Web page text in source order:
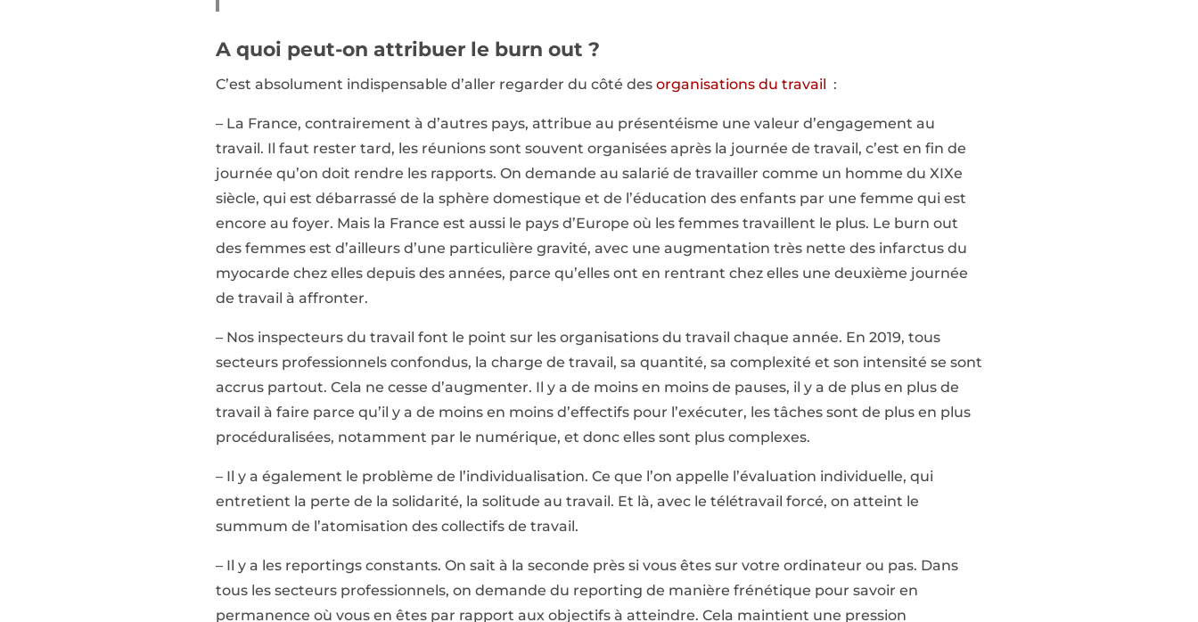
A quoi peut-on attribuer le burn out ?
C’est absolument indispensable d’aller regarder du côté des organisations du travail :
– La France, contrairement à d’autres pays, attribue au présentéisme une valeur d’engagement au
travail. Il faut rester tard, les réunions sont souvent organisées après la journée de travail, c’est en fin de
journée qu’on doit rendre les rapports. On demande au salarié de travailler comme un homme du XIXe
siècle, qui est débarrassé de la sphère domestique et de l’éducation des enfants par une femme qui est
encore au foyer. Mais la France est aussi le pays d’Europe où les femmes travaillent le plus. Le burn out
des femmes est d’ailleurs d’une particulière gravité, avec une augmentation très nette des infarctus du
myocarde chez elles depuis des années, parce qu’elles ont en rentrant chez elles une deuxième journée
de travail à affronter.
– Nos inspecteurs du travail font le point sur les organisations du travail chaque année. En 2019, tous
secteurs professionnels confondus, la charge de travail, sa quantité, sa complexité et son intensité se sont
accrus partout. Cela ne cesse d’augmenter. Il y a de moins en moins de pauses, il y a de plus en plus de
travail à faire parce qu’il y a de moins en moins d’effectifs pour l’exécuter, les tâches sont de plus en plus
procéduralisées, notamment par le numérique, et donc elles sont plus complexes.
– Il y a également le problème de l’individualisation. Ce que l’on appelle l’évaluation individuelle, qui
entretient la perte de la solidarité, la solitude au travail. Et là, avec le télétravail forcé, on atteint le
summum de l’atomisation des collectifs de travail.
– Il y a les reportings constants. On sait à la seconde près si vous êtes sur votre ordinateur ou pas. Dans
tous les secteurs professionnels, on demande du reporting de manière frénétique pour savoir en
permanence où vous en êtes par rapport aux objectifs à atteindre. Cela maintient une pression